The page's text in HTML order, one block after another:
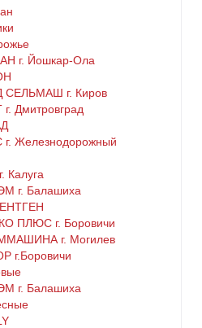
г. Йошкар-Ола
СЕЛЬМАШ г. Киров
Дмитровград
Железнодорожный
Калуга
г. Балашиха
ПЛЮС г. Боровичи
г. Могилев
г.Боровичи
г. Балашиха